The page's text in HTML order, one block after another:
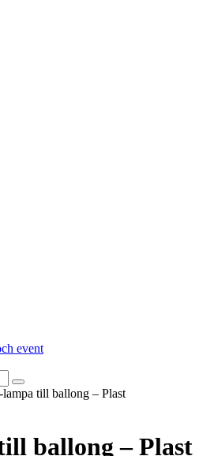
till ballong – Plast
ballong – Plast